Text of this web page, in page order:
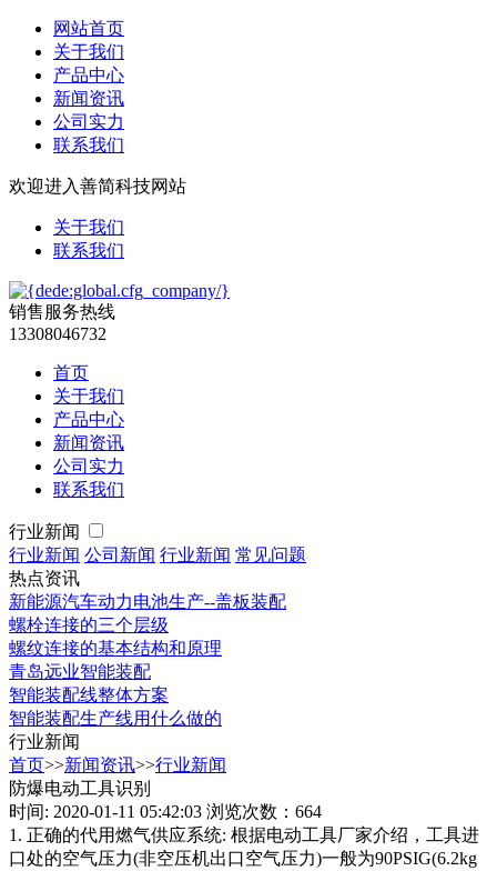
网站首页
关于我们
产品中心
新闻资讯
公司实力
联系我们
欢迎进入善简科技网站
关于我们
联系我们
销售服务热线
13308046732
首页
关于我们
产品中心
新闻资讯
公司实力
联系我们
行业新闻
行业新闻 公司新闻 行业新闻 常见问题
热点资讯
新能源汽车动力电池生产--盖板装配
螺栓连接的三个层级
螺纹连接的基本结构和原理
青岛远业智能装配
智能装配线整体方案
智能装配生产线用什么做的
行业新闻
首页>>新闻资讯>>行业新闻
防爆电动工具识别
时间: 2020-01-11 05:42:03 浏览次数：664
1. 正确的代用燃气供应系统: 根据电动工具厂家介绍，工具进
口处的空气压力(非空压机出口空气压力)一般为90PSIG(6.2kg